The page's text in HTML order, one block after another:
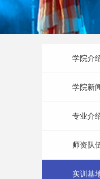
学院介
学院新
专业介
师资队
实训基